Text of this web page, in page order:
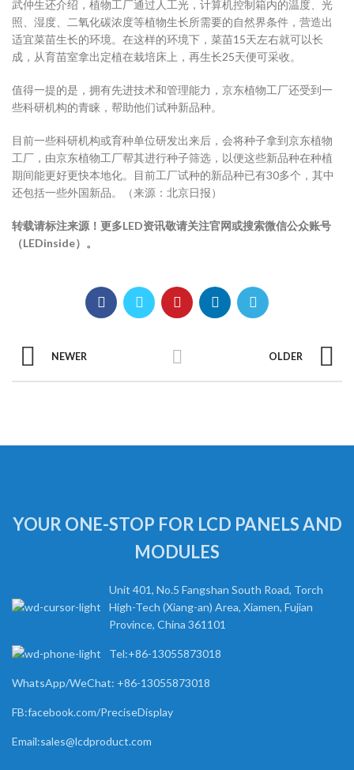
武仲生还介绍，植物工厂通过人工光，计算机控制箱内的温度、光
照、湿度、二氧化碳浓度等植物生长所需要的自然界条件，营造出
适宜菜苗生长的环境。在这样的环境下，菜苗15天左右就可以长
成，从育苗室拿出定植在栽培床上，再生长25天便可采收。
值得一提的是，拥有先进技术和管理能力，京东植物工厂还受到一
些科研机构的青睐，帮助他们试种新品种。
目前一些科研机构或育种单位研发出来后，会将种子拿到京东植物
工厂，由京东植物工厂帮其进行种子筛选，以便这些新品种在种植
期间能更好更快本地化。目前工厂试种的新品种已有30多个，其中
还包括一些外国新品。（来源：北京日报）
转载请标注来源！更多LED资讯敬请关注官网或搜索微信公众账号
（LEDinside）。
NEWER OLDER
YOUR ONE-STOP FOR LCD PANELS AND
MODULES
Unit 401, No.5 Fangshan South Road, Torch
High-Tech (Xiang-an) Area, Xiamen, Fujian
Province, China 361101
Tel:+86-13055873018
WhatsApp/WeChat: +86-13055873018
FB:facebook.com/PreciseDisplay
Email:sales@lcdproduct.com